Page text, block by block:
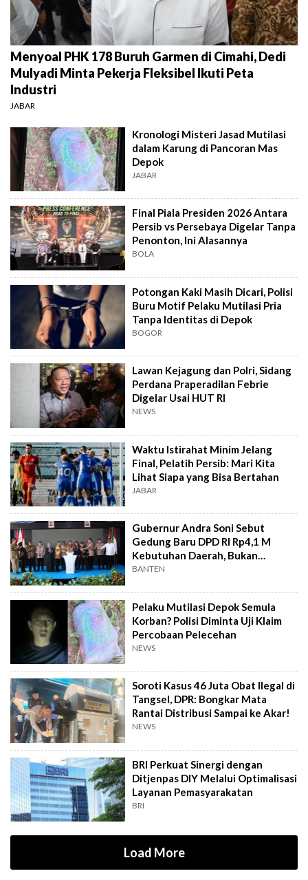
Menyoal PHK 178 Buruh Garmen di Cimahi, Dedi
Mulyadi Minta Pekerja Fleksibel Ikuti Peta
Industri
JABAR
Kronologi Misteri Jasad Mutilasi
dalam Karung di Pancoran Mas
Depok
JABAR
Final Piala Presiden 2026 Antara
Persib vs Persebaya Digelar Tanpa
Penonton, Ini Alasannya
BOLA
Potongan Kaki Masih Dicari, Polisi
Buru Motif Pelaku Mutilasi Pria
Tanpa Identitas di Depok
BOGOR
Lawan Kejagung dan Polri, Sidang
Perdana Praperadilan Febrie
Digelar Usai HUT RI
NEWS
Waktu Istirahat Minim Jelang
Final, Pelatih Persib: Mari Kita
Lihat Siapa yang Bisa Bertahan
JABAR
Gubernur Andra Soni Sebut
Gedung Baru DPD RI Rp4,1 M
Kebutuhan Daerah, Bukan
Senator
BANTEN
Pelaku Mutilasi Depok Semula
Korban? Polisi Diminta Uji Klaim
Percobaan Pelecehan
NEWS
Soroti Kasus 46 Juta Obat Ilegal di
Tangsel, DPR: Bongkar Mata
Rantai Distribusi Sampai ke Akar!
NEWS
BRI Perkuat Sinergi dengan
Ditjenpas DIY Melalui Optimalisasi
Layanan Pemasyarakatan
BRI
Load More